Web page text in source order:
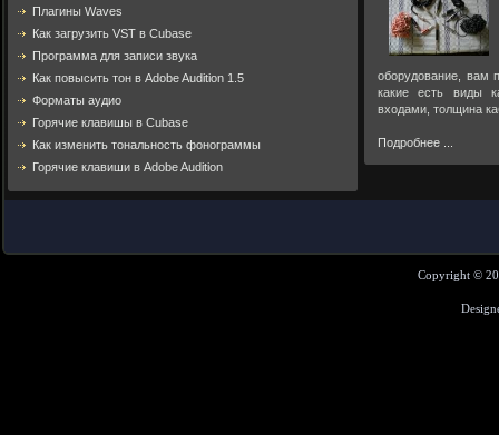
Плагины Waves
Как загрузить VST в Cubase
Программа для записи звука
Как повысить тон в Adobe Audition 1.5
Форматы аудио
Горячие клавишы в Cubase
Как изменить тональность фонограммы
Горячие клавиши в Adobe Audition
оборудование, вам
какие есть виды
входами, толщина
Подробнее ...
Copyright ©